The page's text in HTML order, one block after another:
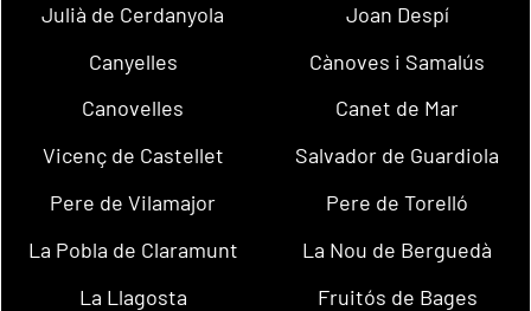
Julià de Cerdanyola
Joan Despí
Canyelles
Cànoves i Samalús
Canovelles
Canet de Mar
Vicenç de Castellet
Salvador de Guardiola
Pere de Vilamajor
Pere de Torelló
La Pobla de Claramunt
La Nou de Berguedà
La Llagosta
Fruitós de Bages